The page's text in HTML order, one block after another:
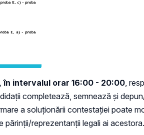
intervalul orar 16:00 - 20:00,
completează, semnează și
a soluționării contestației poate
părinții/reprezentanții legali ai acestora.